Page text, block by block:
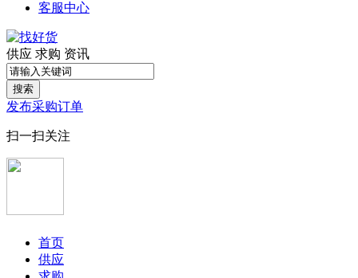
客服中心
供应 求购 资讯
搜索
发布采购订单
扫一扫关注
首页
供应